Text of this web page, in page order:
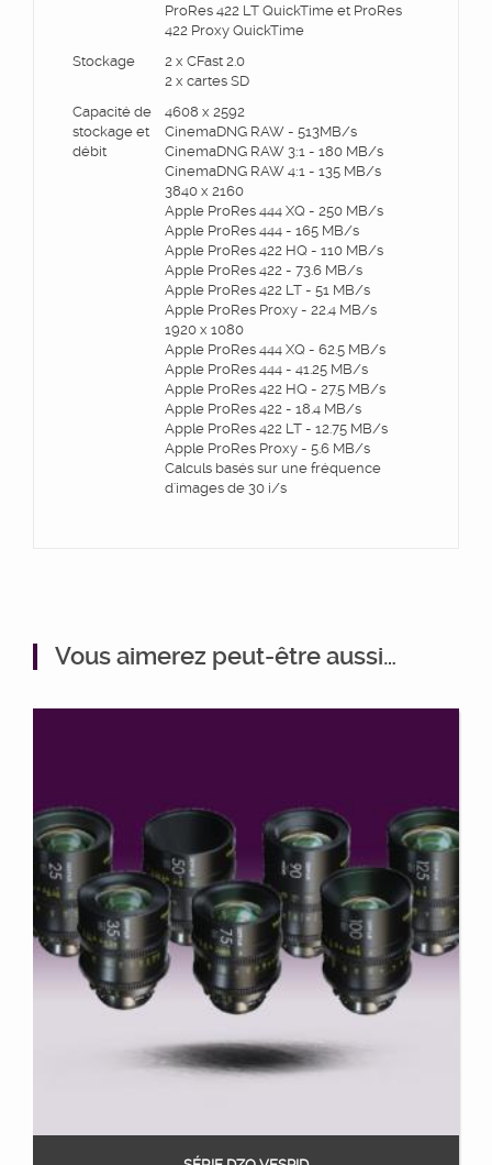
ProRes 422 LT QuickTime et ProRes
422 Proxy QuickTime
Stockage
2 x CFast 2.0
2 x cartes SD
Capacité de
stockage et
débit
4608 x 2592
CinemaDNG RAW - 513MB/s
CinemaDNG RAW 3:1 - 180 MB/s
CinemaDNG RAW 4:1 - 135 MB/s
3840 x 2160
Apple ProRes 444 XQ - 250 MB/s
Apple ProRes 444 - 165 MB/s
Apple ProRes 422 HQ - 110 MB/s
Apple ProRes 422 - 73.6 MB/s
Apple ProRes 422 LT - 51 MB/s
Apple ProRes Proxy - 22.4 MB/s
1920 x 1080
Apple ProRes 444 XQ - 62.5 MB/s
Apple ProRes 444 - 41.25 MB/s
Apple ProRes 422 HQ - 27.5 MB/s
Apple ProRes 422 - 18.4 MB/s
Apple ProRes 422 LT - 12.75 MB/s
Apple ProRes Proxy - 5.6 MB/s
Calculs basés sur une fréquence
d'images de 30 i/s
Vous aimerez peut-être aussi…